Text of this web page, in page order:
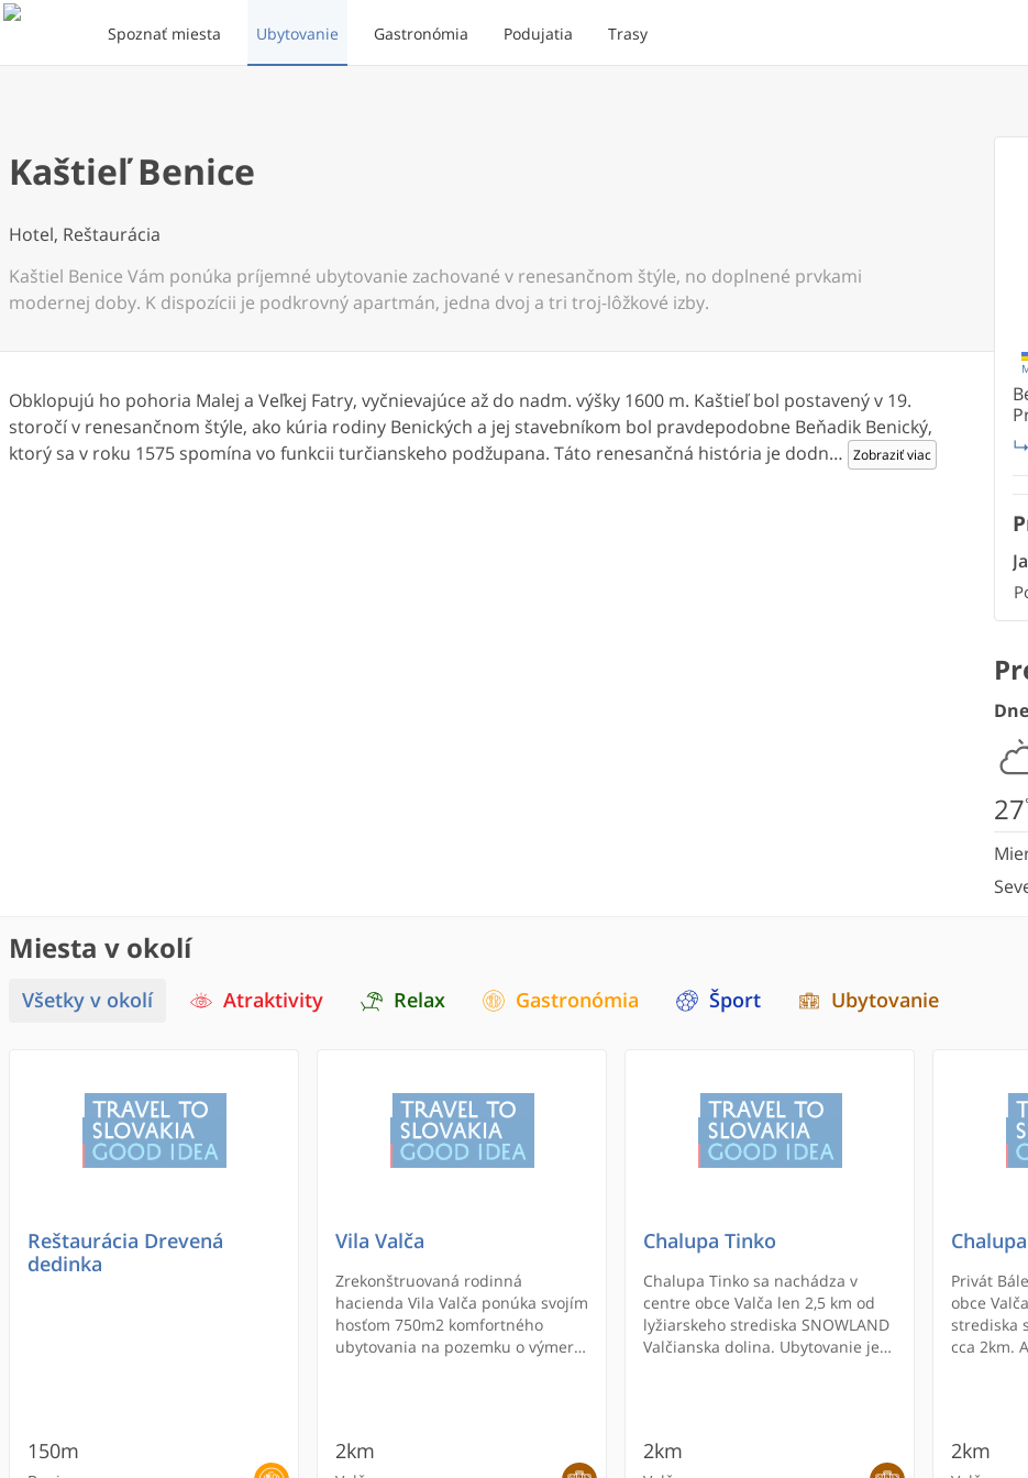
Spoznať miesta Ubytovanie Gastronómia Podujatia Trasy
Kaštieľ Benice
Hotel, Reštaurácia
Kaštiel Benice Vám ponúka príjemné ubytovanie zachované v renesančnom štýle, no doplnené prvkami
modernej doby. K dispozícii je podkrovný apartmán, jedna dvoj a tri troj-lôžkové izby.
Obklopujú ho pohoria Malej a Veľkej Fatry, vyčnievajúce až do nadm. výšky 1600 m. Kaštieľ bol postavený v 19.
storočí v renesančnom štýle, ako kúria rodiny Benických a jej stavebníkom bol pravdepodobne Beňadik Benický,
ktorý sa v roku 1575 spomína vo funkcii turčianskeho podžupana. Táto renesančná história je dodn… Zobraziť viac
27
Miesta v okolí
Všetky v okolí Atraktivity Relax Gastronómia Šport Ubytovanie
Reštaurácia Drevená
dedinka
150m
Vila Valča
Zrekonštruovaná rodinná
hacienda Vila Valča ponúka svojím
hosťom 750m2 komfortného
ubytovania na pozemku o výmere
kamarátov s maximálnym počtom
2km
Chalupa Tinko
Chalupa Tinko sa nachádza v
centre obce Valča len 2,5 km od
lyžiarskeho strediska SNOWLAND
Valčianska dolina. Ubytovanie je
2km
Privát
obce
strediska
cca 2km.
2km